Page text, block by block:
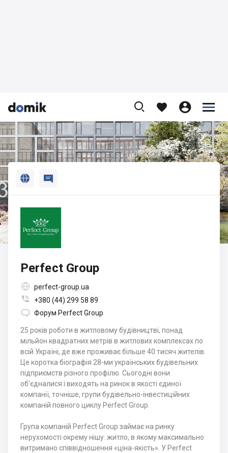


    




 
Perfect Group
 perfect-group.ua

+380 (44) 299 58 89
 Форум Perfect Group
25 років роботи в житловому будівництві, понад
мільйон квадратних метрів в житлових комплексах по
всій Україні, де вже проживає більше 40 тисяч жителів.
Це коротка біографія 28-ми українських будівельних
підприємств різного профілю. Сьогодні вони
об'єдналися і виходять на ринок в якості єдиної
компанії, точніше, групи будівельно-інвестиційних
компаній повного циклу Perfect Group.
Група компаній Perfect Group займає на ринку
нерухомості окрему нішу: житло, в якому максимально
витримано співвідношення «ціна-якість». У Perfect